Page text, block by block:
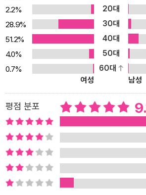
을 튀기고 지나가서 새 옷이 지저분해진 상황
늬 많은 뱀을 볼 때의 상황 등과 함께 소개한
레몬이나 살구, 매실 등을 먹었을 때의 모습과
현 ‘향긋해’는 엄마 생일날 아빠가 꽃을 사 온
듬는 상황, 이야기를 들려주다가 잠든 엄마의
께 설명한다. 청각 표현인 ‘소란스럽다’는 쉬
에 시장을 보러 갔을 때의 모습과 함께 보여 준
전』은 ‘미끄럽다’ ‘날카롭다’ ‘짜다’ ‘시원하
는 기본적인 표현부터 ‘찌릿하다’ ‘뽀얗다’ ‘촘
럼 좀 더 구체적인 표현까지 담았다. 『아홉 살
한 감각 표현을 익힌 어린이 독자는 자신이 눈
느낀 감각을 좀 더 자연스럽게 표현할 수 있을 것이다. 섬
사랑스러운 그림 『아홉 살 마음 사전』과 『아홉 살 함께 사전』을 통해
2.2%
20대
28.9%
30대
51.2%
40대
4.0%
50대
0.7%
60대
여성
남성
평점 분포